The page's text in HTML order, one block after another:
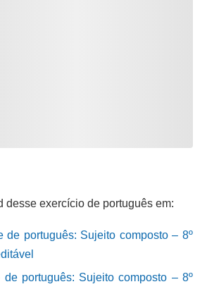
exercício de português em:
de português: Sujeito composto – 8º
de português: Sujeito composto – 8º